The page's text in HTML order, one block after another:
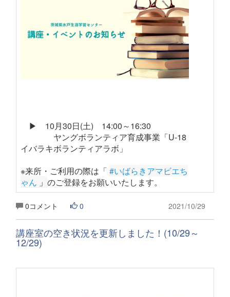
▶ 10月30日(土) 14:00～16:30
ヤングボランティア育成事業「U-18
イバラキボランティアラボ」
※来所・ご利用の際は「 #いばらきアマビエち
ゃん 」 のご登録をお願いいたします。
0コメント 0 2021/10/29
講座室の空き状況を更新しました！(10/29～
12/29)